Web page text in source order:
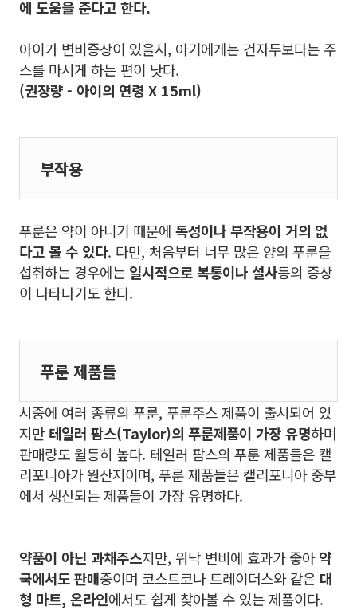
에 도움을 준다고 한다.
아이가 변비증상이 있을시, 아기에게는 건자두보다는 주
스를 마시게 하는 편이 낫다.
(권장량 - 아이의 연령 X 15ml)
부작용
푸룬은 약이 아니기 때문에 독성이나 부작용이 거의 없
다고 볼 수 있다. 다만, 처음부터 너무 많은 양의 푸룬을
섭취하는 경우에는 일시적으로 복통이나 설사등의 증상
이 나타나기도 한다.
푸룬 제품들
시중에 여러 종류의 푸룬, 푸룬주스 제품이 출시되어 있
지만 테일러 팜스(Taylor)의 푸룬제품이 가장 유명하며
판매량도 월등히 높다. 테일러 팜스의 푸룬 제품들은 캘
리포니아가 원산지이며, 푸룬 제품들은 캘리포니아 중부
에서 생산되는 제품들이 가장 유명하다.
약품이 아닌 과채주스지만, 워낙 변비에 효과가 좋아약
국에서도 판매중이며 코스트코나 트레이더스와 같은 대
형 마트, 온라인에서도 쉽게 찾아볼 수 있는 제품이다.